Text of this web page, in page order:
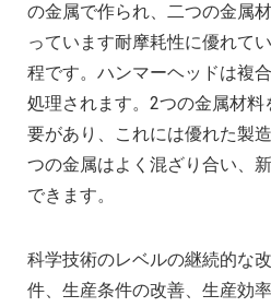
の金属で作られ、二つの金属
っています耐摩耗性に優れて
程です。ハンマーヘッドは複
処理されます。2つの金属材
要があり、これには優れた製
つの金属はよく混ざり合い、
できます。
科学技術のレベルの継続的な
件、生産条件の改善、生産効